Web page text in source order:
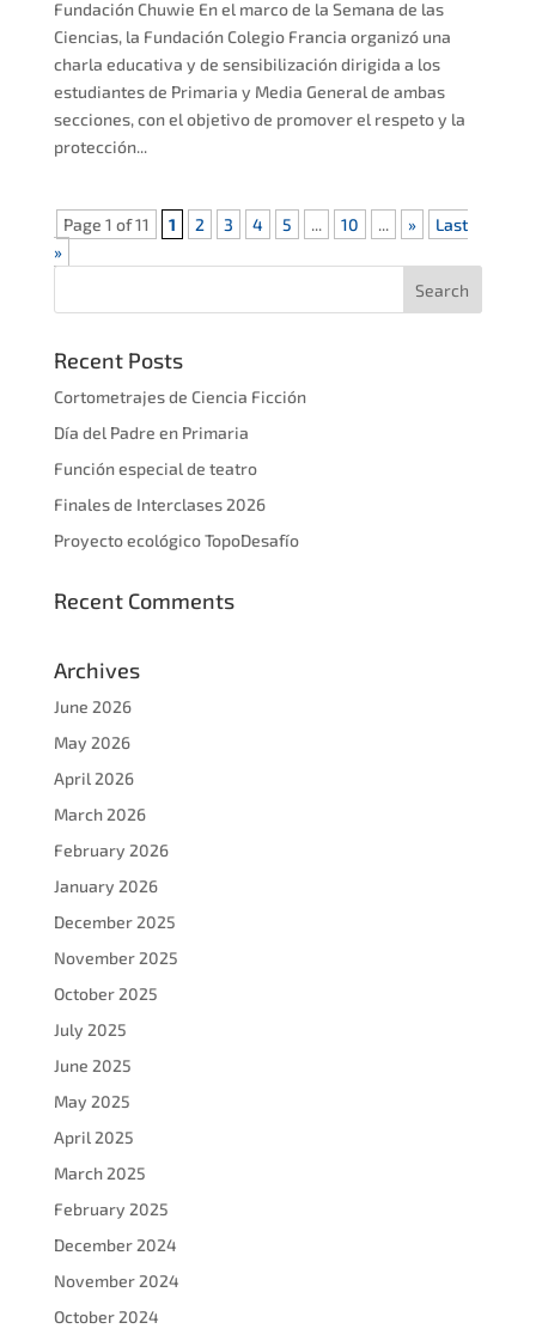
Fundación Chuwie En el marco de la Semana de las
Ciencias, la Fundación Colegio Francia organizó una
charla educativa y de sensibilización dirigida a los
estudiantes de Primaria y Media General de ambas
secciones, con el objetivo de promover el respeto y la
protección...
Page 1 of 11 1 2 3 4 5 ... 10 ... »
Last
»
Recent Posts
Cortometrajes de Ciencia Ficción
Día del Padre en Primaria
Función especial de teatro
Finales de Interclases 2026
Proyecto ecológico TopoDesafío
Recent Comments
Archives
June 2026
May 2026
April 2026
March 2026
February 2026
January 2026
December 2025
November 2025
October 2025
July 2025
June 2025
May 2025
April 2025
March 2025
February 2025
December 2024
November 2024
October 2024